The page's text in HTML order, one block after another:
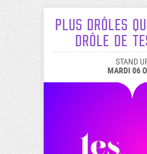
Plus drôles
drôle de
STAND
MARDI 06